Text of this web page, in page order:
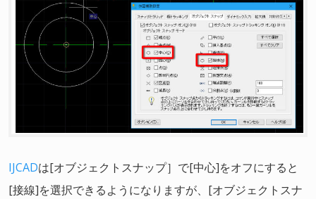
IJCADは[オブジェクトスナップ］で[中心]をオフにすると
[接線]を選択できるようになりますが、[オブジェクトスナ